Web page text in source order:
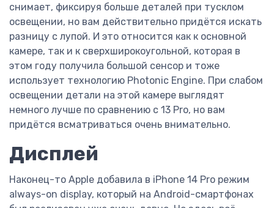
снимает, фиксируя больше деталей при тусклом
освещении, но вам действительно придётся искать
разницу с лупой. И это относится как к основной
камере, так и к сверхширокоугольной, которая в
этом году получила большой сенсор и тоже
использует технологию Photonic Engine. При слабом
освещении детали на этой камере выглядят
немного лучше по сравнению с 13 Pro, но вам
придётся всматриваться очень внимательно.
Дисплей
Наконец-то Apple добавила в iPhone 14 Pro режим
always-on display, который на Android-смартфонах